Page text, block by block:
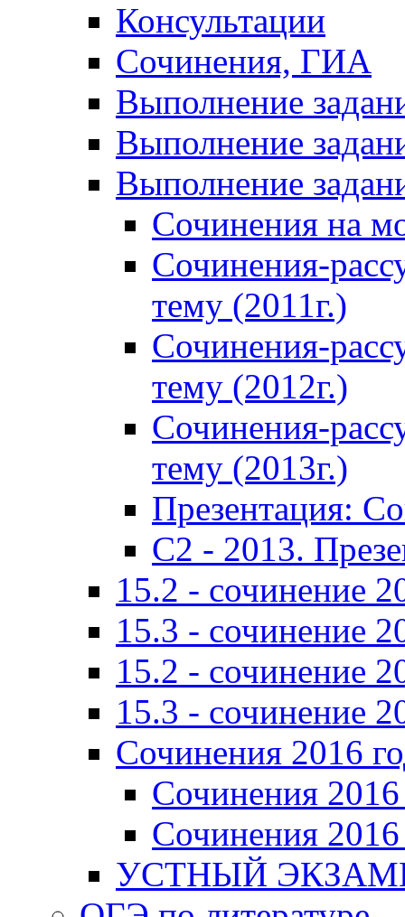
Консультации
Сочинения, ГИА
Выполнение
Выполнение
Выполнение
Сочинения на
Сочинения-
тему (2011г.)
Сочинения-
тему (2012г.)
Сочинения-
тему (2013г.)
Презентация:
C2 - 2013.
15.2 - сочинение
15.3 - сочинение
15.2 - сочинение
15.3 - сочинение
Сочинения 2016
Сочинения
Сочинения
УСТНЫЙ